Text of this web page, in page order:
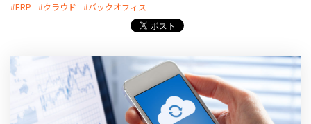
導入・補助金
#ERP
#クラウド #バックオフィス